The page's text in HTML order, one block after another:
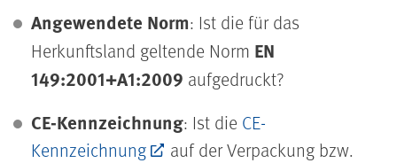
Angewendete Norm: Ist die für das
Herkunftsland geltende Norm EN
149:2001+A1:2009 aufgedruckt?
CE-Kennzeichnung: Ist die CE-
Kennzeichnung
auf der Verpackung bzw.